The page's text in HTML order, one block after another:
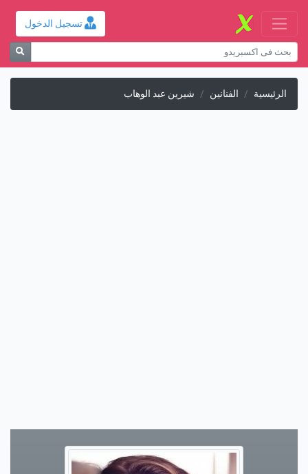
تسجيل الدخول
الرئيسية الفنانين شيرين عبد الوهاب